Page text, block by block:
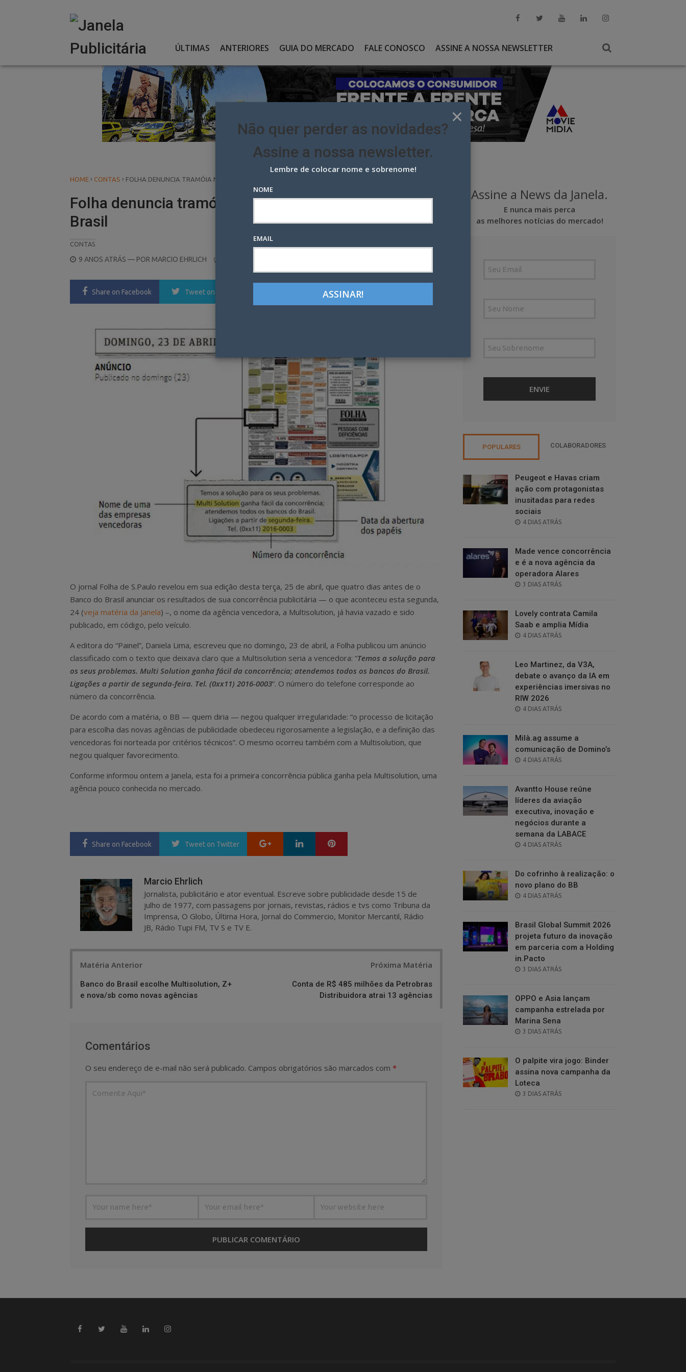
ÚLTIMAS ANTERIORES GUIA DO MERCADO FALE CONOSCO ASSINE A NOSSA NEWSLETTER
HOME › CONTAS › FOLHA DENUNCIA TRAMÓIA NA CONCORRÊNCIA DO BANCO DO BRASIL
Folha denuncia tramóia na concorrência do Banco do
Brasil
CONTAS
POSTED
9 ANOS ATRÁS — POR MARCIO EHRLICH
Share on Facebook Tweet on Twitter LinkedIn Pinterest
O jornal Folha de S.Paulo revelou em sua edição desta terça, 25 de abril, que quatro dias antes de o
Banco do Brasil anunciar os resultados de sua concorrência publicitária — o que aconteceu esta segunda,
24 (veja matéria da Janela) –, o nome da agência vencedora, a Multisolution, já havia vazado e sido
publicado, em código, pelo veículo.
A editora do “Painel”, Daniela Lima, escreveu que no domingo, 23 de abril, a Folha publicou um anúncio
classificado com o texto que deixava claro que a Multisolution seria a vencedora: “Temos a solução para
os seus problemas. Multi Solution ganha fácil da concorrência; atendemos todos os bancos do Brasil.
Ligações a partir de segunda-feira. Tel. (0xx11) 2016-0003“. O número do telefone corresponde ao
número da concorrência.
De acordo com a matéria, o BB — quem diria — negou qualquer irregularidade: “o processo de licitação
para escolha das novas agências de publicidade obedeceu rigorosamente a legislação, e a definição das
vencedoras foi norteada por critérios técnicos”. O mesmo ocorreu também com a Multisolution, que
negou qualquer favorecimento.
Conforme informou ontem a Janela, esta foi a primeira concorrência pública ganha pela Multisolution, uma
agência pouco conhecida no mercado.
Share on Facebook Tweet on Twitter Google+ LinkedIn
Marcio Ehrlich
Jornalista, publicitário e ator eventual. Escreve sobre publicidade desde 15 de
julho de 1977, com passagens por jornais, revistas, rádios e tvs como Tribuna da
Imprensa, O Globo, Última Hora, Jornal do Commercio, Monitor Mercantil, Rádio
JB, Rádio Tupi FM, TV S e TV E.
Matéria Anterior
Banco do Brasil escolhe Multisolution, Z+
e nova/sb como novas agências
Próxima Matéria
Conta de R$ 485 milhões da Petrobras
Distribuidora atrai 13 agências
Comentários
O seu endereço de e-mail não será publicado. Campos obrigatórios são marcados com *
Assine a News da Janela.
E nunca mais perca
as melhores notícias do mercado!
POPULARES COLABORADORES
Peugeot e Havas criam
ação com protagonistas
inusitadas para redes
sociais
POSTED
4 DIAS ATRÁS
Made vence concorrência
e é a nova agência da
operadora Alares
POSTED
3 DIAS ATRÁS
Lovely contrata Camila
Saab e amplia Mídia
POSTED
4 DIAS ATRÁS
Leo Martinez, da V3A,
debate o avanço da IA em
experiências imersivas no
RIW 2026
POSTED
4 DIAS ATRÁS
Milà.ag assume a
comunicação de Domino’s
POSTED
4 DIAS ATRÁS
Avantto House reúne
líderes da aviação
executiva, inovação e
negócios durante a
semana da LABACE
POSTED
4 DIAS ATRÁS
Do cofrinho à realização: o
novo plano do BB
POSTED
4 DIAS ATRÁS
Brasil Global Summit 2026
projeta futuro da inovação
em parceria com a Holding
in.Pacto
POSTED
3 DIAS ATRÁS
OPPO e Asia lançam
campanha estrelada por
Marina Sena
POSTED
3 DIAS ATRÁS
O palpite vira jogo: Binder
assina nova campanha da
Loteca
POSTED
3 DIAS ATRÁS
×
Não quer perder as novidades?
Assine a nossa newsletter.
Lembre de colocar nome e sobrenome!
NOME
EMAIL